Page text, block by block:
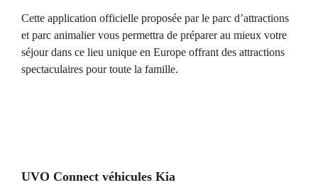
Cette application officielle proposée par le parc d’attractions
et parc animalier vous permettra de préparer au mieux votre
séjour dans ce lieu unique en Europe offrant des attractions
spectaculaires pour toute la famille.
UVO Connect véhicules Kia